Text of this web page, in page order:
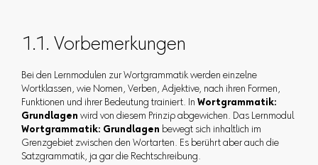
1.1. Vorbemerkungen
Bei den Lernmodulen zur Wortgrammatik werden einzelne
Wortklassen, wie Nomen, Verben, Adjektive, nach ihren Formen,
Funktionen und ihrer Bedeutung trainiert. In Wortgrammatik:
Grundlagen wird von diesem Prinzip abgewichen. Das Lernmodul
Wortgrammatik: Grundlagen bewegt sich inhaltlich im
Grenzgebiet zwischen den Wortarten. Es berührt aber auch die
Satzgrammatik, ja gar die Rechtschreibung.